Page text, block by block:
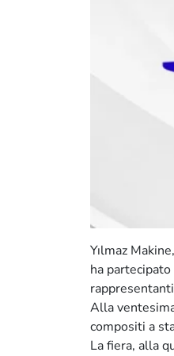
Yılmaz
ha
Alla
compositi a
La fiera, alla